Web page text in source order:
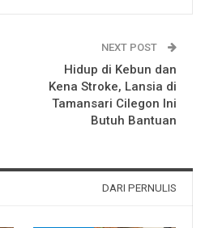
NEXT POST
Hidup di Kebun dan
Kena Stroke, Lansia di
Tamansari Cilegon Ini
Butuh Bantuan
DARI PERNULIS